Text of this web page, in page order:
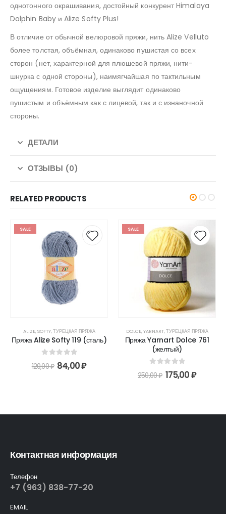
однотонного окрашивания, достойный конкурент Himalaya
Dolphin Baby и Alize Softy Plus!
В отличие от обычной велюровой пряжи, нить Alize Velluto
более толстая, объёмная, одинаково пушистая со всех
сторон (нет, характерной для плюшевой пряжи, нити-
шнурка с одной стороны), наимягчайшая по тактильным
ощущениям. Готовое изделие выглядит одинаково
пушистым и объёмным как с лицевой, так и с изнаночной
стороны.
ДЕТАЛИ
ОТЗЫВЫ (0)
RELATED PRODUCTS
SALE
ALIZE,SOFTY,ТУРЕЦКАЯ ПРЯЖА
Пряжа Alize Softy 119 (сталь)
out of 5
120,00₽ 84,00₽
SALE
DOLCE,YARNART,ТУРЕЦКАЯ ПРЯЖА
Пряжа Yarnart Dolce 761
(желтый)
out of 5
250,00₽ 175,00₽
Контактная информация
Телефон
+7 (963) 838-77-20
EMAIL